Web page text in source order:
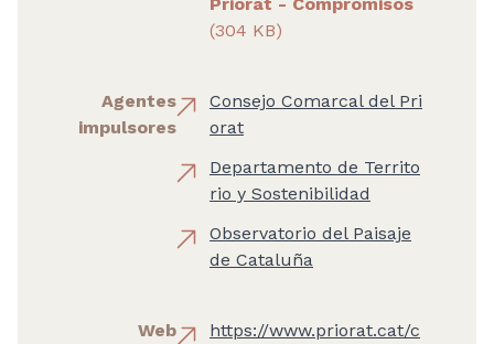
(304 KB)
Agentes
impulsores
Consejo Comarcal del Pri
orat
Departamento de Territo
rio y Sostenibilidad
Observatorio del Paisaje
de Cataluña
Web
https://www.priorat.cat/c